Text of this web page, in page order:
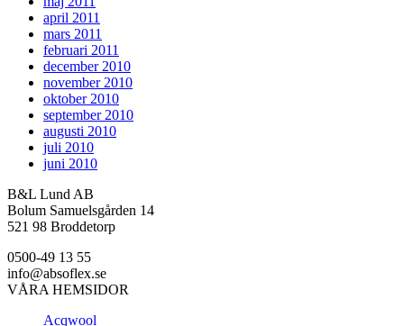
april 2011
mars 2011
februari 2011
december 2010
november 2010
oktober 2010
september 2010
augusti 2010
juli 2010
juni 2010
B&L Lund AB
Bolum Samuelsgården 14
521 98 Broddetorp
0500-49 13 55
info@absoflex.se
VÅRA HEMSIDOR
Acqwool